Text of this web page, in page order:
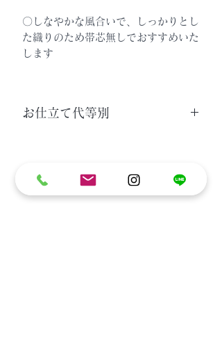
〇しなやかな風合いで、しっかりとし
た織りのため帯芯無しでおすすめいた
します
お仕立て代等別
帯芯無しをお勧めします。
お好みにより帯芯ありでお仕立てもでき
ラインで聞いてみる